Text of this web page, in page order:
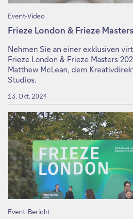
Event-Video
Frieze London & Frieze
Nehmen Sie an einer exklusiven
Frieze London & Frieze Masters
Matthew McLean, dem
Studios.
13. Okt. 2024
Event-Bericht